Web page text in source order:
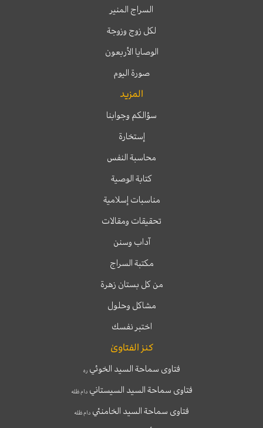
السراج المنير
لكل زوج وزوجة
الوصايا الأربعون
صورة اليوم
المزيد
سؤالكم وجوابنا
إستخارة
محاسبة النفس
كتابة الوصية
مناسبات إسلامية
تحقيقات ومقالات
آداب وسنن
مكتبة السراج
من كل بستان زهرة
مشاكل وحلول
اختبر نفسك
كنز الفتاوىٰ
فتاوى سماحة السيد الخوئيره
فتاوى سماحة السيد السيستانيدام ظله
فتاوى سماحة السيد الخامنئي دام ظله